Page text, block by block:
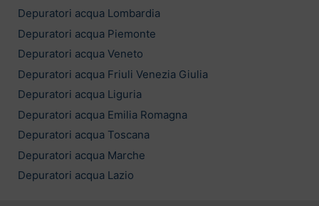
Depuratori acqua Lombardia
Depuratori acqua Piemonte
Depuratori acqua Veneto
Depuratori acqua Friuli Venezia Giulia
Depuratori acqua Liguria
Depuratori acqua Emilia Romagna
Depuratori acqua Toscana
Depuratori acqua Marche
Depuratori acqua Lazio